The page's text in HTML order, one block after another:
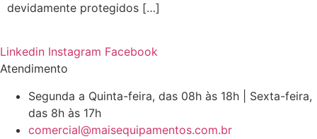
devidamente protegidos […]
Linkedin Instagram Facebook
Atendimento
Segunda a Quinta-feira, das 08h às 18h | Sexta-feira,
das 8h às 17h
comercial@maisequipamentos.com.br